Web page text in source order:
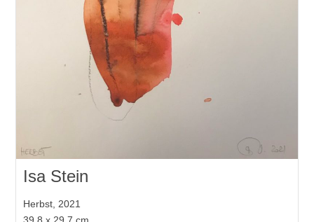
Isa Stein
Herbst, 2021